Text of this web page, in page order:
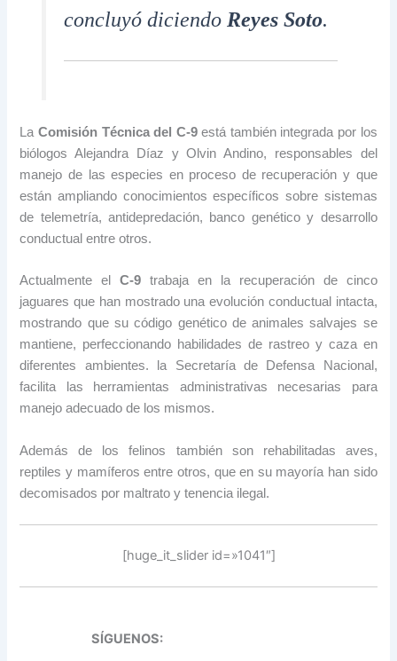
concluyó diciendo Reyes Soto.
LaComisión Técnica del C-9está también integrada por los
biólogos Alejandra Díaz y Olvin Andino, responsables del
manejo de las especies en proceso de recuperación y que
están ampliando conocimientos específicos sobre sistemas
de telemetría, antidepredación, banco genético y desarrollo
conductual entre otros.
Actualmente elC-9 trabaja en la recuperación de cinco
jaguares que han mostrado una evolución conductual intacta,
mostrando que su código genético de animales salvajes se
mantiene, perfeccionando habilidades de rastreo y caza en
diferentes ambientes. la Secretaría de Defensa Nacional,
facilita las herramientas administrativas necesarias para
manejo adecuado de los mismos.
Además de los felinos también son rehabilitadas aves,
reptiles y mamíferos entre otros, que en su mayoría han sido
decomisados por maltrato y tenencia ilegal.
[huge_it_slider id=»1041″]
SÍGUENOS: